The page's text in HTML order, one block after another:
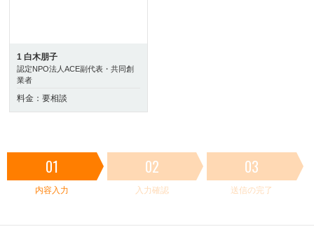
1 白木朋子
認定NPO法人ACE副代表・共同創
業者
料金：要相談
01
内容入力
02
入力確認
03
送信の完了